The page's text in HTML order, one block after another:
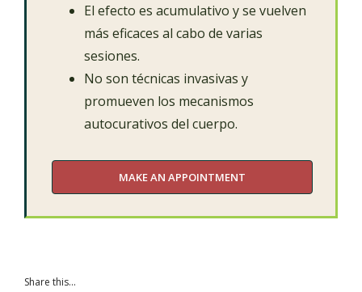
El efecto es acumulativo y se vuelven
más eficaces al cabo de varias
sesiones.
No son técnicas invasivas y
promueven los mecanismos
autocurativos del cuerpo.
MAKE AN APPOINTMENT
Share this...